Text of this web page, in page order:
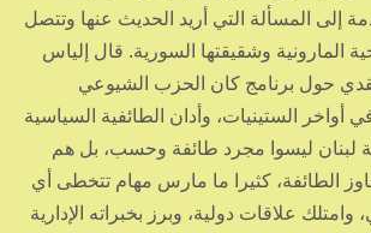
إلى المسألة التي أريد الحديث عنها وتتصل
المارونية وشقيقتها السورية. قال إلياس
حول برنامج كان الحزب الشيوعي
أواخر الستينيات، وأدان الطائفية السياسية
لبنان ليسوا مجرد طائفة وحسب، بل هم
الطائفة، كثيرا ما مارس مهام تتخطى أي
علاقات دولية، وبرز بخبراته الإدارية